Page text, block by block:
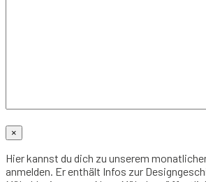
×
Hier kannst du dich zu unserem
anmelden. Er enthält Infos zur